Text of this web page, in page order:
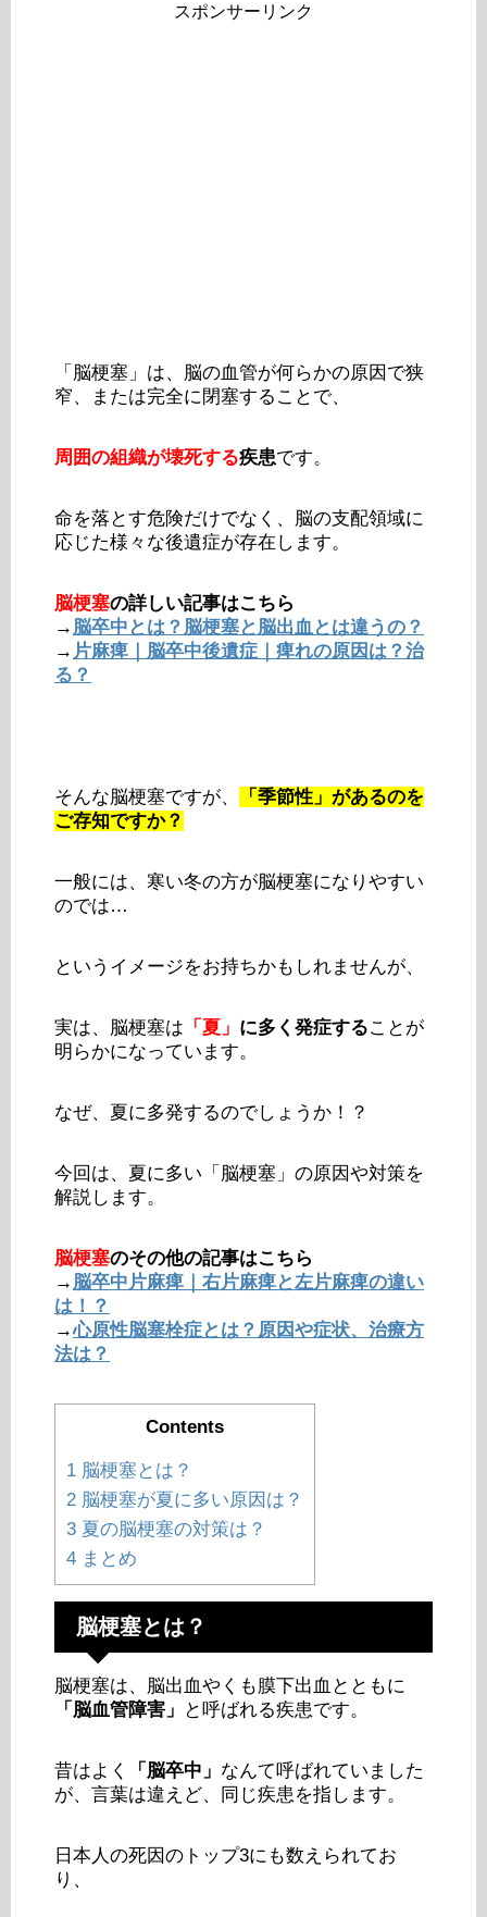
スポンサーリンク
「脳梗塞」は、脳の血管が何らかの原因で狭
窄、または完全に閉塞することで、
周囲の組織が壊死する疾患です。
命を落とす危険だけでなく、脳の支配領域に
応じた様々な後遺症が存在します。
脳梗塞の詳しい記事はこちら
→ 脳卒中とは？脳梗塞と脳出血とは違うの？
→ 片麻痺｜脳卒中後遺症｜痺れの原因は？治
る？
そんな脳梗塞ですが、
「季節性」があるのを
ご存知ですか？
一般には、寒い冬の方が脳梗塞になりやすい
のでは…
というイメージをお持ちかもしれませんが、
実は、脳梗塞は 「夏」 に多く発症することが
明らかになっています。
なぜ、夏に多発するのでしょうか！？
今回は、夏に多い「脳梗塞」の原因や対策を
解説します。
脳梗塞のその他の記事はこちら
→ 脳卒中片麻痺｜右片麻痺と左片麻痺の違い
は！？
→心原性脳塞栓症とは？原因や症状、治療方
法は？
Contents
1 脳梗塞とは？
2 脳梗塞が夏に多い原因は？
3 夏の脳梗塞の対策は？
4 まとめ
脳梗塞とは？
脳梗塞は、脳出血やくも膜下出血とともに
「脳血管障害」
と呼ばれる疾患です。
昔はよく 「脳卒中」 なんて呼ばれていました
が、言葉は違えど、同じ疾患を指します。
日本人の死因のトップ3にも数えられてお
り、